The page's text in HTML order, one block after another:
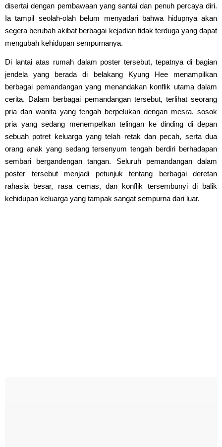
disertai dengan pembawaan yang santai dan penuh percaya diri.
Ia tampil seolah-olah belum menyadari bahwa hidupnya akan
segera berubah akibat berbagai kejadian tidak terduga yang dapat
mengubah kehidupan sempurnanya.
Di lantai atas rumah dalam poster tersebut, tepatnya di bagian
jendela yang berada di belakang Kyung Hee menampilkan
berbagai pemandangan yang menandakan konflik utama dalam
cerita. Dalam berbagai pemandangan tersebut, terlihat seorang
pria dan wanita yang tengah berpelukan dengan mesra, sosok
pria yang sedang menempelkan telingan ke dinding di depan
sebuah potret keluarga yang telah retak dan pecah, serta dua
orang anak yang sedang tersenyum tengah berdiri berhadapan
sembari bergandengan tangan. Seluruh pemandangan dalam
poster tersebut menjadi petunjuk tentang berbagai deretan
rahasia besar, rasa cemas, dan konflik tersembunyi di balik
kehidupan keluarga yang tampak sangat sempurna dari luar.